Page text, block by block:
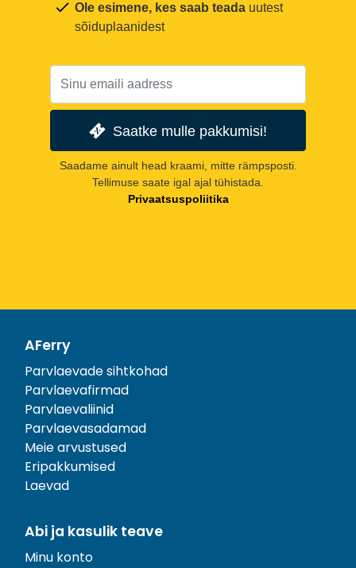
Ole esimene, kes saab teada uutest
sõiduplaanidest
Saatke mulle pakkumisi!
Saadame ainult head kraami, mitte rämpsposti.
Tellimuse saate igal ajal tühistada.
Privaatsuspoliitika
AFerry
Parvlaevade sihtkohad
Parvlaevafirmad
Parvlaevaliinid
Parvlaevasadamad
Meie arvustused
Eripakkumised
Laevad
Abi ja kasulik teave
Minu konto